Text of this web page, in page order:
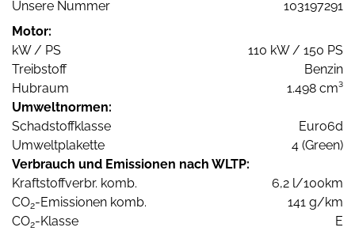
Unsere Nummer
103197291
Motor:
kW / PS
110 kW / 150 PS
Treibstoff
Benzin
Hubraum
1.498 cm³
Umweltnormen:
Schadstoffklasse
Euro6d
Umweltplakette
4 (Green)
Verbrauch und Emissionen nach WLTP:
Kraftstoffverbr. komb.
6,2 l/100km
CO2-Emissionen komb.
141 g/km
CO2-Klasse E